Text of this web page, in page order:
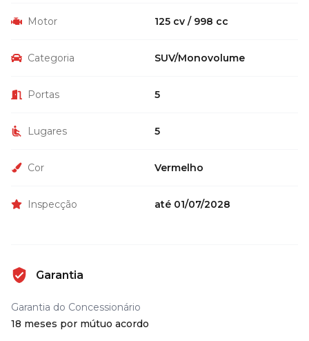
Motor 125 cv / 998 cc
Categoria SUV/Monovolume
Portas 5
Lugares 5
Cor Vermelho
Inspecção até 01/07/2028
Garantia
Garantia do Concessionário
18 meses por mútuo acordo